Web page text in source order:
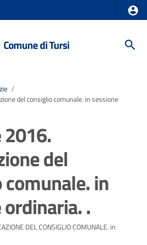
Comune di Tursi
/
del consiglio comunale. in sessione
del
in
.
notizia
DEL CONSIGLIO COMUNALE. in